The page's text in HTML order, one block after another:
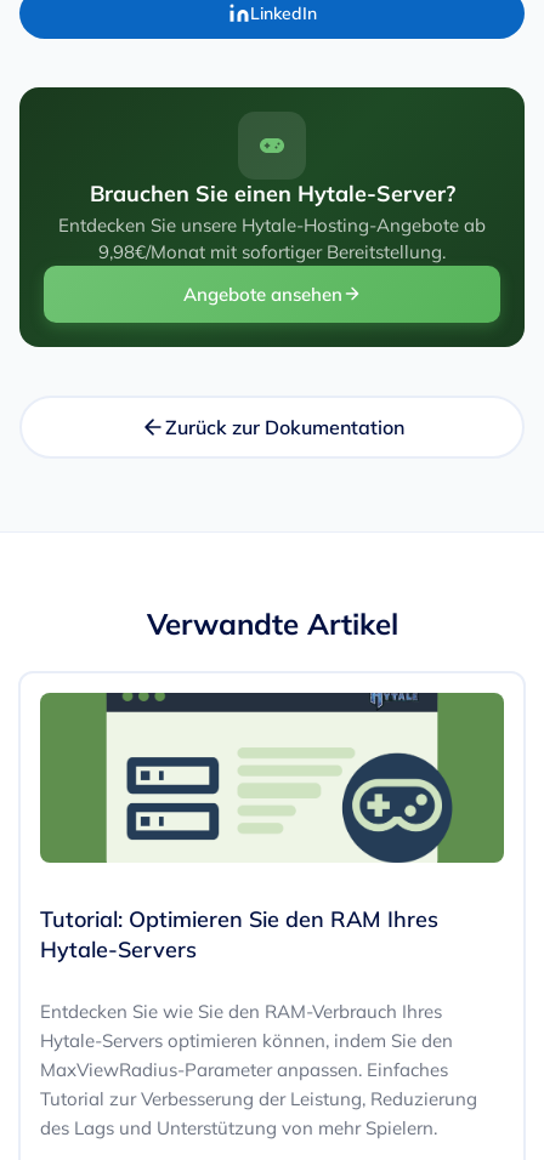
LinkedIn
Brauchen Sie einen Hytale-Server?
Entdecken Sie unsere Hytale-Hosting-Angebote ab
9,98€/Monat mit sofortiger Bereitstellung.
Angebote ansehen
Zurück zur Dokumentation
Verwandte Artikel
Tutorial: Optimieren Sie den RAM Ihres
Hytale-Servers
Entdecken Sie wie Sie den RAM-Verbrauch Ihres
Hytale-Servers optimieren können, indem Sie den
MaxViewRadius-Parameter anpassen. Einfaches
Tutorial zur Verbesserung der Leistung, Reduzierung
des Lags und Unterstützung von mehr Spielern.